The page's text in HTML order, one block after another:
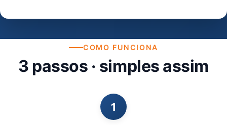
COMO FUNCIONA
3 passos · simples assim
1